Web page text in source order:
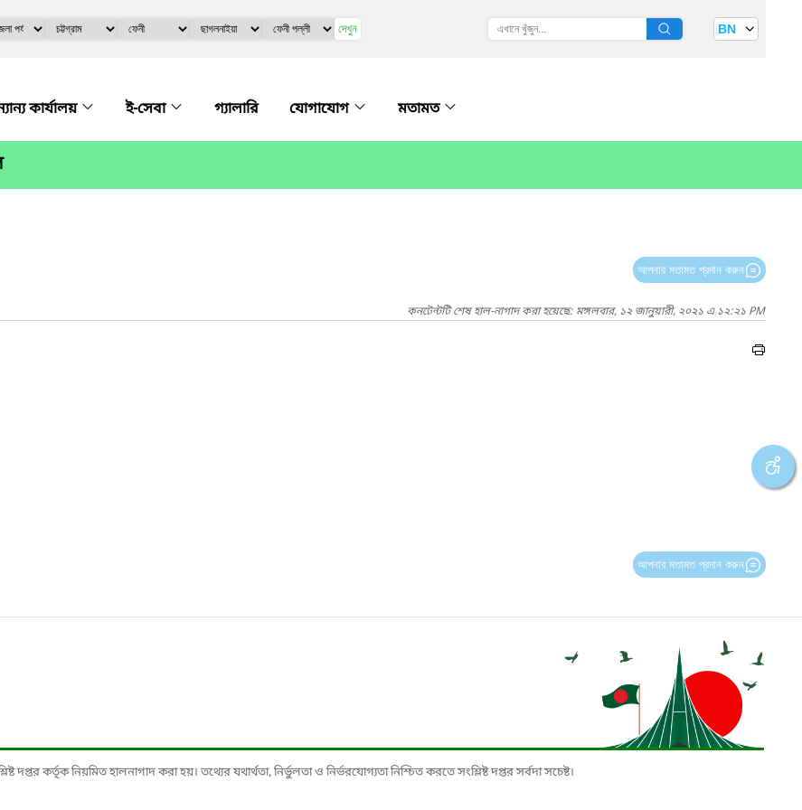
দেখুন BN
কার্যালয় ই-সেবা গ্যালারি যোগাযোগ মতামত
আপনার মতামত প্রদান করুন
কনটেন্টটি শেষ হাল-নাগাদ করা হয়েছে: মঙ্গলবার, ১২ জানুয়ারী, ২০২১ এ ১২:২১ PM
আপনার মতামত প্রদান করুন
দপ্তর কর্তৃক নিয়মিত হালনাগাদ করা হয়। তথ্যের যথার্থতা, নির্ভুলতা ও নির্ভরযোগ্যতা নিশ্চিত করতে সংশ্লিষ্ট দপ্তর সর্বদা সচেষ্ট।